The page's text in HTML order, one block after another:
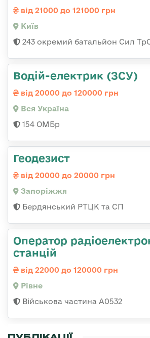
від 21000 до 121000 грн
Київ
243 окремий батальйон Сил
Водій-електрик (ЗСУ)
від 20000 до 120000 грн
Вся Україна
154 ОМБр
Геодезист
від 20000 до 20000 грн
Запоріжжя
Бердянський РТЦК та СП
Оператор
станцій
від 22000 до 120000 грн
Рівне
Військова частина А0532